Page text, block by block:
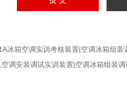
冰箱空调实训考核装置|空调冰箱组装
调安装调试实训装置|空调冰箱组装